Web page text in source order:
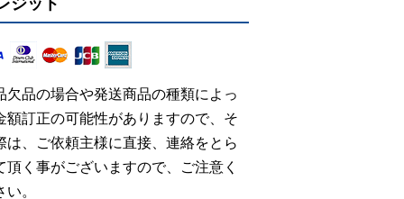
ジット
欠品の場合や発送商品の種類によっ
額訂正の可能性がありますので、そ
は、ご依頼主様に直接、連絡をとら
頂く事がございますので、ご注意く
い。